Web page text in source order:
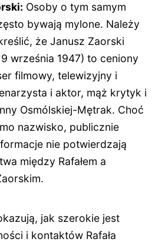
Osoby o tym samym
bywają mylone. Należy
że Janusz Zaorski
września 1947) to ceniony
filmowy, telewizyjny i
i aktor, mąż krytyk i
Osmólskiej-Mętrak. Choć
nazwisko, publicznie
nie potwierdzają
między Rafałem a
jak szerokie jest
i kontaktów Rafała